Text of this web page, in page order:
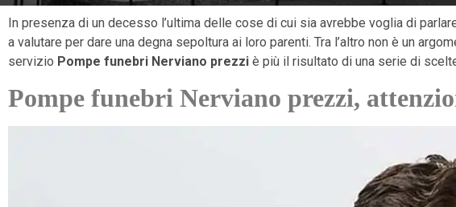
In presenza di un decesso l’ultima delle cose di cui sia avrebbe voglia di
a valutare per dare una degna sepoltura ai loro parenti. Tra l’altro non è un
servizio Pompe funebri Nerviano prezzi è più il risultato di una serie di
Pompe funebri Nerviano prezzi,